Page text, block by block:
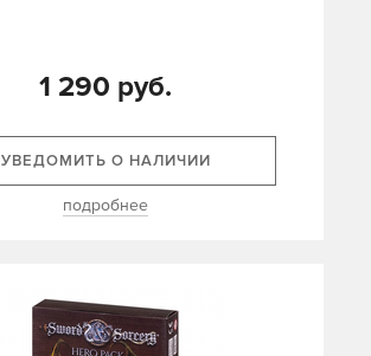
1 290 руб.
УВЕДОМИТЬ О НАЛИЧИИ
подробнее